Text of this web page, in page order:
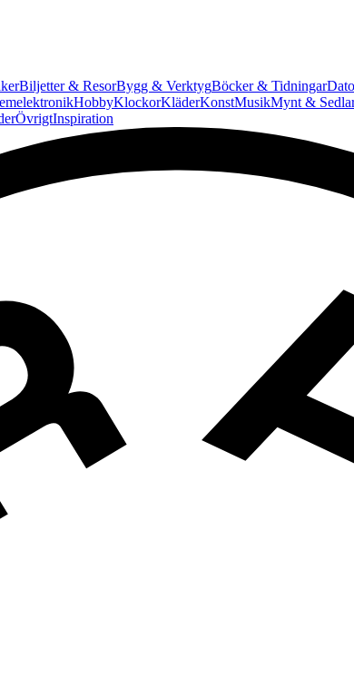
Biljetter & ResorBygg & VerktygBöcker & Tidningar
HobbyKlockorKläderKonstMusikMynt &
ÖvrigtInspiration